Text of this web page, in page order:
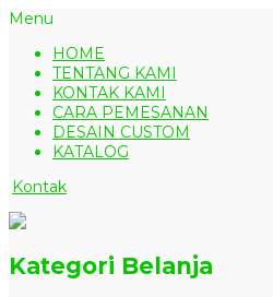
Menu
HOME
TENTANG KAMI
KONTAK KAMI
CARA PEMESANAN
DESAIN CUSTOM
KATALOG
Kontak
Kategori Belanja